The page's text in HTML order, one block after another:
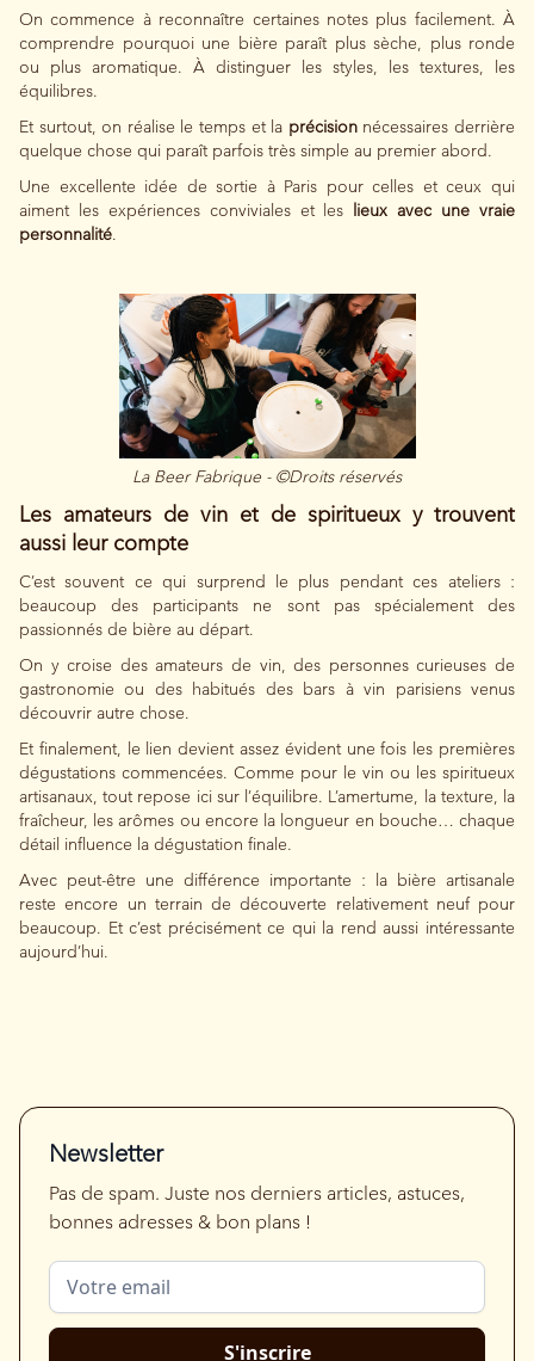
On commence à reconnaître certaines notes plus facilement. À
comprendre pourquoi une bière paraît plus sèche, plus ronde
ou plus aromatique. À distinguer les styles, les textures, les
équilibres.
Et surtout, on réalise le temps et la précision nécessaires derrière
quelque chose qui paraît parfois très simple au premier abord.
Une excellente idée de sortie à Paris pour celles et ceux qui
aiment les expériences conviviales et les lieux avec une vraie
personnalité.
La Beer Fabrique - ©Droits réservés
Les amateurs de vin et de spiritueux y trouvent
aussi leur compte
C’est souvent ce qui surprend le plus pendant ces ateliers :
beaucoup des participants ne sont pas spécialement des
passionnés de bière au départ.
On y croise des amateurs de vin, des personnes curieuses de
gastronomie ou des habitués des bars à vin parisiens venus
découvrir autre chose.
Et finalement, le lien devient assez évident une fois les premières
dégustations commencées. Comme pour le vin ou les spiritueux
artisanaux, tout repose ici sur l’équilibre. L’amertume, la texture, la
fraîcheur, les arômes ou encore la longueur en bouche… chaque
détail influence la dégustation finale.
Avec peut-être une différence importante : la bière artisanale
reste encore un terrain de découverte relativement neuf pour
beaucoup. Et c’est précisément ce qui la rend aussi intéressante
aujourd’hui.
Newsletter
Pas de spam. Juste nos derniers articles, astuces,
bonnes adresses & bon plans !